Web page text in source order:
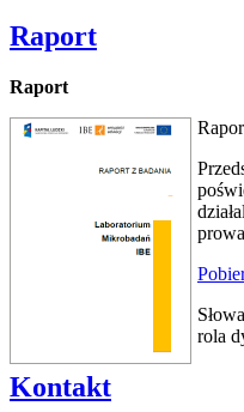
Raport
Raport
rola
Kontakt